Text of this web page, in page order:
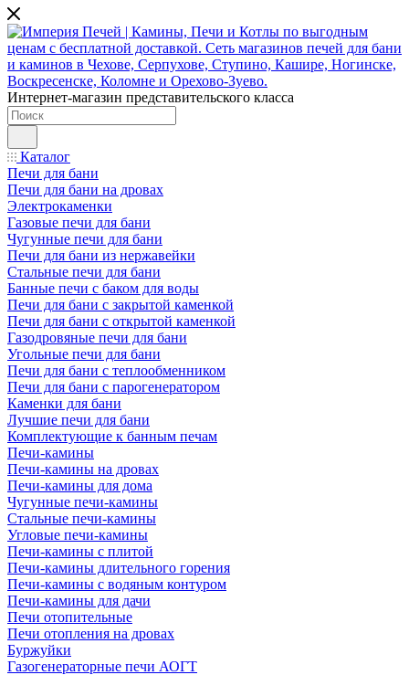
Интернет-магазин представительского класса
Каталог
Печи для бани
Печи для бани на дровах
Электрокаменки
Газовые печи для бани
Чугунные печи для бани
Печи для бани из нержавейки
Стальные печи для бани
Банные печи с баком для воды
Печи для бани с закрытой каменкой
Печи для бани с открытой каменкой
Газодровяные печи для бани
Угольные печи для бани
Печи для бани с теплообменником
Печи для бани с парогенератором
Каменки для бани
Лучшие печи для бани
Комплектующие к банным печам
Печи-камины
Печи-камины на дровах
Печи-камины для дома
Чугунные печи-камины
Стальные печи-камины
Угловые печи-камины
Печи-камины с плитой
Печи-камины длительного горения
Печи-камины с водяным контуром
Печи-камины для дачи
Печи отопительные
Печи отопления на дровах
Буржуйки
Газогенераторные печи АОГТ